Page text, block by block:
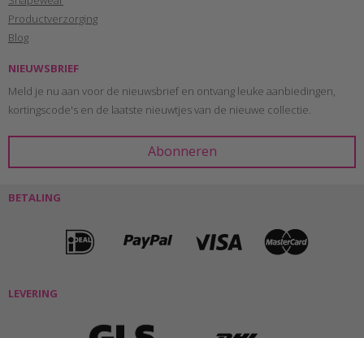
Productverzorging
Blog
NIEUWSBRIEF
Meld je nu aan voor de nieuwsbrief en ontvang leuke aanbiedingen,
kortingscode's en de laatste nieuwtjes van de nieuwe collectie.
BETALING
LEVERING